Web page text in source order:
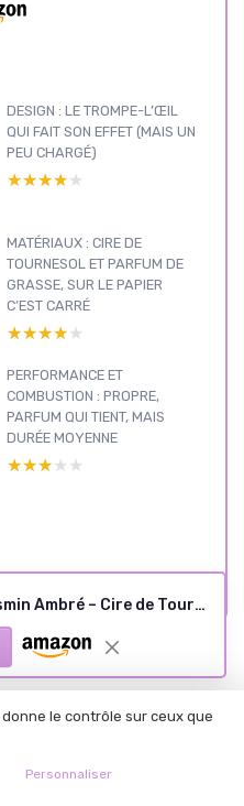
DESIGN : LE TROMPE-L’ŒIL
QUI FAIT SON EFFET (MAIS UN
PEU CHARGÉ)
★★★★★
★★★★★
MATÉRIAUX : CIRE DE
TOURNESOL ET PARFUM DE
GRASSE, SUR LE PAPIER
C’EST CARRÉ
★★★★★
★★★★★
PERFORMANCE ET
COMBUSTION : PROPRE,
PARFUM QUI TIENT, MAIS
DURÉE MOYENNE
★★★★★
★★★★★
Bougies par type de cire →
Bougie Artisanale Jasmin Ambré – Cire de Tournesol Française Certifiée Ecocert – Objet Décoratif Trompe l'œil – Parfum de Grasse Intense – Idée Cadeau Femme Luxe – Les Fées Mères
le contrôle sur ceux que
Personnaliser